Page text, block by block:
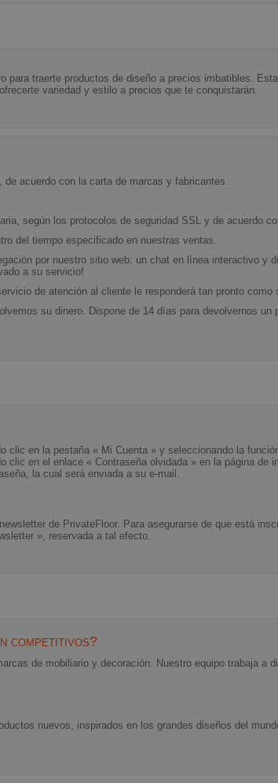
para traerte productos de diseño a precios imbatibles.
variedad y estilo a precios que te conquistarán.
acuerdo con la carta de marcas y fabricantes.
según los protocolos de seguridad SSL y de acuerdo
del tiempo especificado en nuestras ventas.
por nuestro sitio web: un chat en línea interactivo y
a su servicio!
de atención al cliente le responderá tan pronto como
su dinero. Dispone de 14 días para devolvernos un
en la pestaña « Mi Cuenta » y seleccionando la
clic en el enlace « Contraseña olvidada » en la página de
la cual será enviada a su e-mail.
de PrivateFloor. Para asegurarse de que está
», reservada a tal efecto.
competitivos?
de mobiliario y decoración. Nuestro equipo trabaja a
nuevos, inspirados en los grandes diseños del